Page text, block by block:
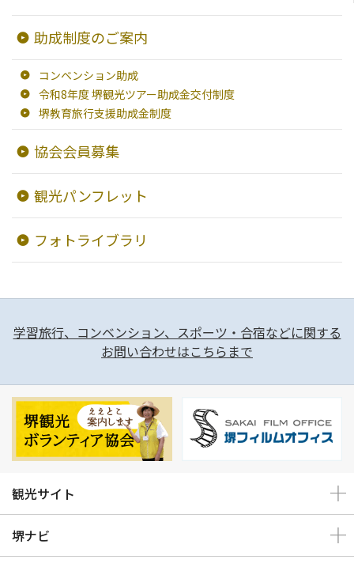
旅行業約款及びご旅行条件書について
リンク集
助成制度のご案内
コンベンション助成
令和8年度 堺観光ツアー助成金交付制度
堺教育旅行支援助成金制度
協会会員募集
観光パンフレット
フォトライブラリ
学習旅行、コンベンション、スポーツ・合宿などに関する
お問い合わせはこちらまで
観光サイト
堺ナビ